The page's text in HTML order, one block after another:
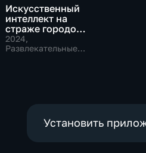
Искусственный
интеллект на
страже городов
будущего
2024,
Развлекательные,
Установить